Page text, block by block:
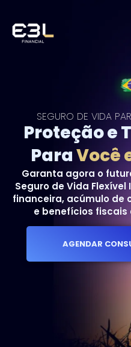
SEGURO DE VIDA
Proteção e
ParaVocê
Garanta agora o
Seguro de Vida
financeira, acúmulo de
e benefícios
AGENDAR